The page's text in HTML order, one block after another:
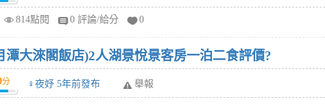
814點閱 0 評論/給分 0
潭大淶閣飯店)2人湖景悅景客房一泊二食評價?
分 ♀夜妤 5年前發布 舉報